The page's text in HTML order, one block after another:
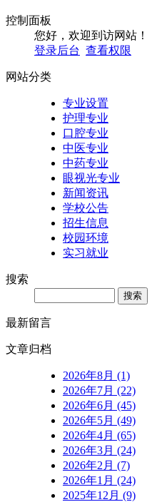
控制面板
您好，欢迎到访网站！
登录后台 查看权限
网站分类
专业设置
护理专业
口腔专业
中医专业
中药专业
眼视光专业
新闻资讯
学校公告
招生信息
校园环境
实习就业
搜索
最新留言
文章归档
2026年8月 (1)
2026年7月 (22)
2026年6月 (45)
2026年5月 (49)
2026年4月 (65)
2026年3月 (24)
2026年2月 (7)
2026年1月 (24)
2025年12月 (9)